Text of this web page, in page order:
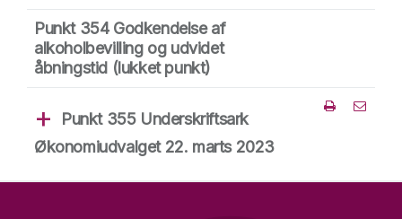
Punkt 354 Godkendelse af
alkoholbevilling og udvidet
åbningstid (lukket punkt)
Punkt 355 Underskriftsark
Økonomiudvalget 22. marts 2023